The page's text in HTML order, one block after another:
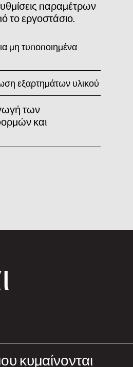
παραμέτρων
το εργοστάσιο.
μη τυποποιημένα
εξαρτημάτων υλικού
των
και
κυμαίνονται